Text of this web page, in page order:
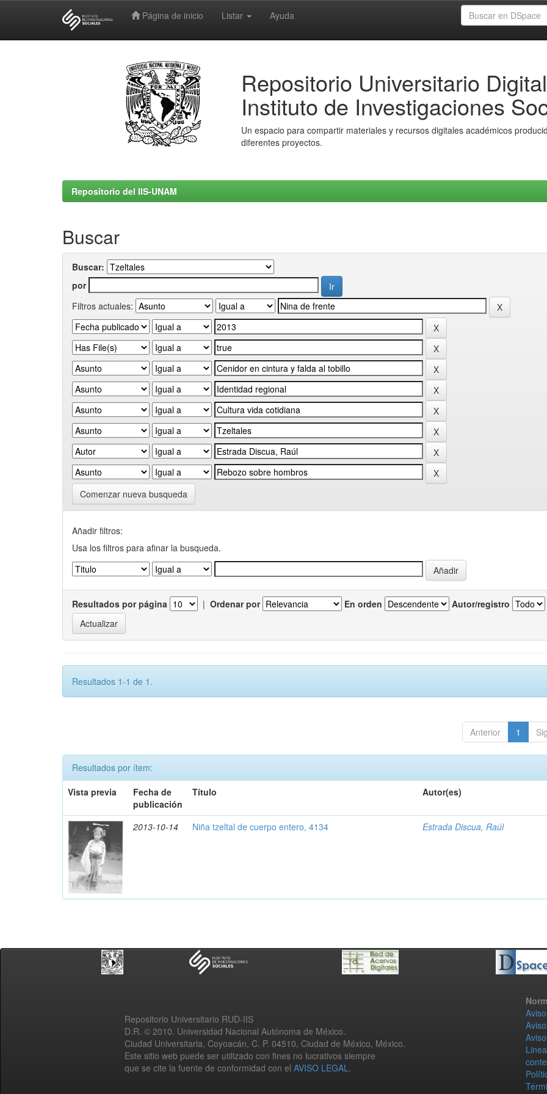
Página de inicio Listar Ayuda
Repositorio Universitario Digital
Instituto de Investigaciones
Un espacio para compartir materiales y recursos digitales académicos
diferentes proyectos.
Repositorio del IIS-UNAM
Buscar
Buscar:
por
Filtros actuales:
Comenzar nueva busqueda
Añadir filtros:
Usa los filtros para afinar la busqueda.
Resultados por página | Ordenar por En orden Autor/registro
Resultados 1-1 de 1.
Anterior 1
Resultados por ítem:
Vista previa
Fecha de
publicación
Título Autor(es)
2013-10-14 Niña tzeltal de cuerpo entero, 4134 Estrada Discua, Raúl
Repositorio Universitario RUD-IIS
D.R. © 2010. Universidad Nacional Autónoma de México.
Ciudad Universitaria, Coyoacán, C. P. 04510, Ciudad de México, México.
Este sitio web puede ser utilizado con fines no lucrativos siempre
que se cite la fuente de conformidad con el AVISO LEGAL.